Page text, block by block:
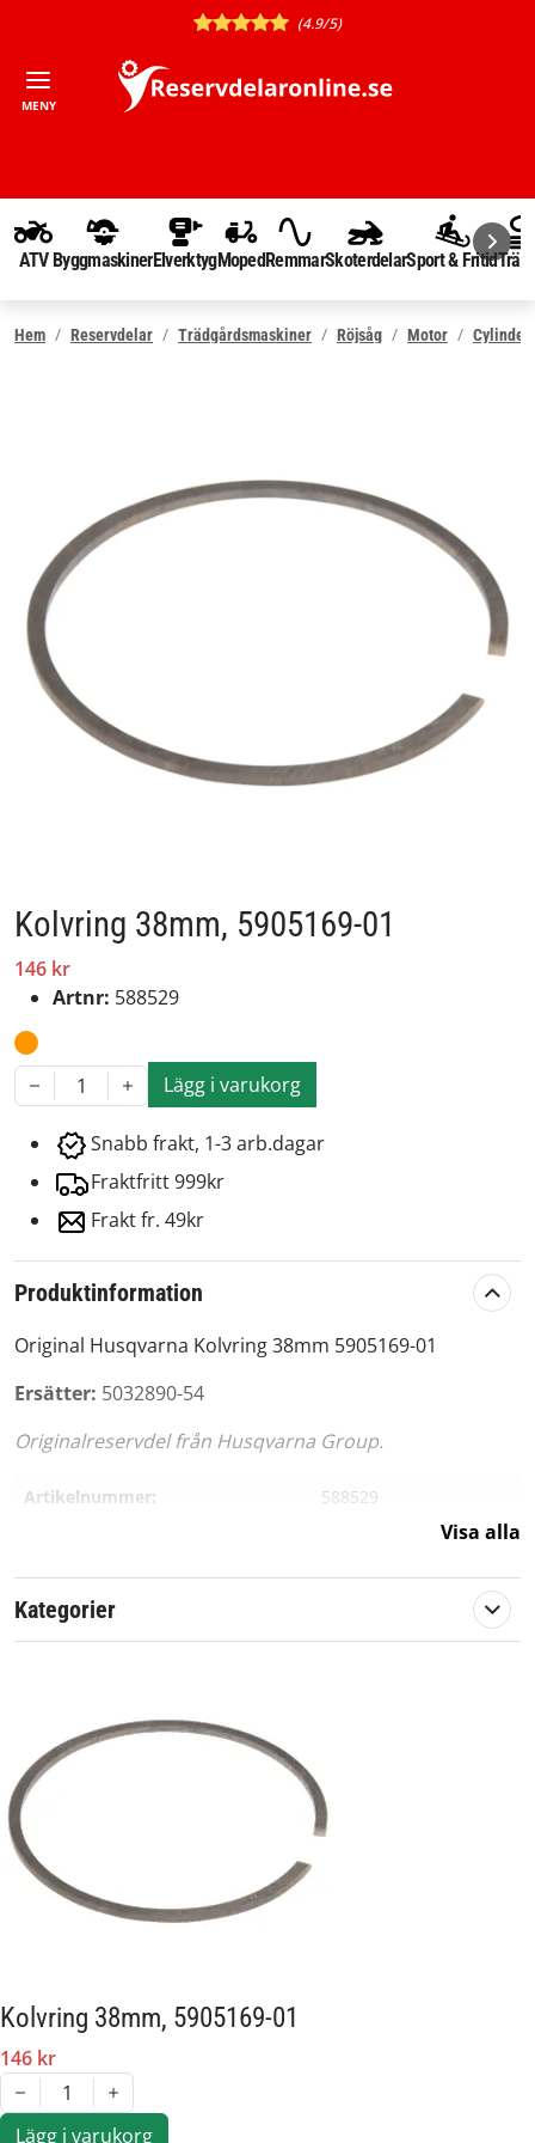
(4.9/5)
MENY
ATV ByggmaskinerElverktygMopedRemmarSkoterdelarSport & Fritid
Hem Reservdelar Trädgårdsmaskiner Röjsåg Motor Cylinder
Kolvring 38mm, 5905169-01
146 kr
Artnr: 588529
1 Lägg i varukorg
Snabb frakt, 1-3 arb.dagar
Fraktfritt 999kr
Frakt fr. 49kr
Produktinformation
Original Husqvarna Kolvring 38mm 5905169-01
Ersätter: 5032890-54
Originalreservdel från Husqvarna Group.
Artikelnummer:
588529
Visa alla
Kategorier
Kolvring 38mm, 5905169-01
146 kr
1
Lägg i varukorg